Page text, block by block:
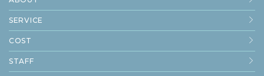
SERVICE
COST
STAFF